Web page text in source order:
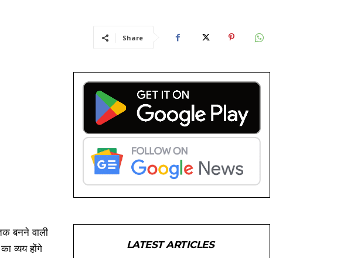
Share
बनने वाली
व्यय होंगे
LATEST ARTICLES